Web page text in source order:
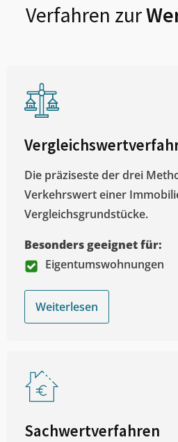
Verfahren zur
Die präziseste der drei
Verkehrswert einer
Vergleichsgrundstücke.
Besonders geeignet für:
Eigentumswohnungen
Weiterlesen
Sachwertverfahren